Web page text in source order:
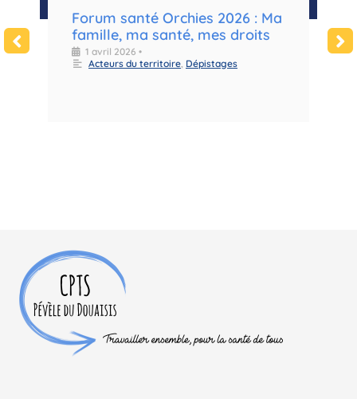
Forum santé Orchies 2026 : Ma
famille, ma santé, mes droits
1 avril 2026 •
Acteurs du territoire, Dépistages